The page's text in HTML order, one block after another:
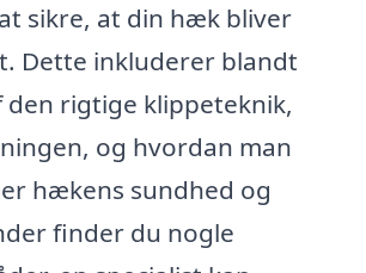
sikre, at din hæk bliver
Dette inkluderer blandt
den rigtige klippeteknik,
og hvordan man
hækens sundhed og
finder du nogle